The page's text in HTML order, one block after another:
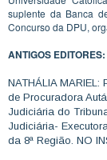
suplente da Banca
Concurso da DPU,
ANTIGOS EDITORES:
NATHÁLIA
de Procuradora
Judiciária do
Judiciária-
da 8ª Região. NO